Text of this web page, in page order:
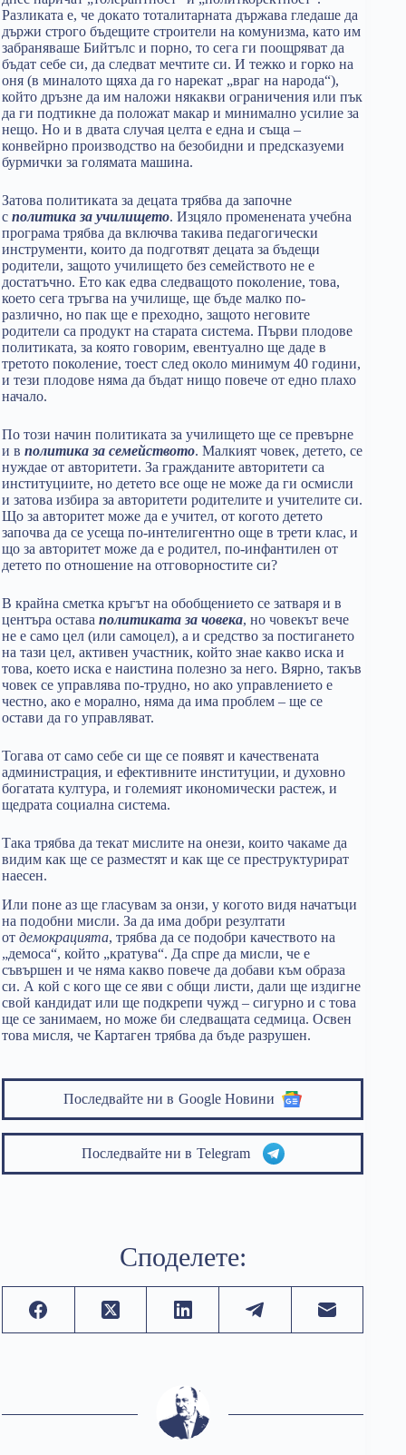
Разликата е, че докато тоталитарната държава гледаше да
държи строго бъдещите строители на комунизма, като им
забраняваше Бийтълс и порно, то сега ги поощряват да
бъдат себе си, да следват мечтите си. И тежко и горко на
оня (в миналото щяха да го нарекат „враг на народа“),
който дръзне да им наложи някакви ограничения или пък
да ги подтикне да положат макар и минимално усилие за
нещо. Но и в двата случая целта е една и съща –
конвейрно производство на безобидни и предсказуеми
бурмички за голямата машина.
Затова политиката за децата трябва да започне
с политика за училището. Изцяло променената учебна
програма трябва да включва такива педагогически
инструменти, които да подготвят децата за бъдещи
родители, защото училището без семейството не е
достатъчно. Ето как едва следващото поколение, това,
което сега тръгва на училище, ще бъде малко по-
различно, но пак ще е преходно, защото неговите
родители са продукт на старата система. Първи плодове
политиката, за която говорим, евентуално ще даде в
третото поколение, тоест след около минимум 40 години,
и тези плодове няма да бъдат нищо повече от едно плахо
начало.
По този начин политиката за училището ще се превърне
и в политика за семейството. Малкият човек, детето, се
нуждае от авторитети. За гражданите авторитети са
институциите, но детето все още не може да ги осмисли
и затова избира за авторитети родителите и учителите си.
Що за авторитет може да е учител, от когото детето
започва да се усеща по-интелигентно още в трети клас, и
що за авторитет може да е родител, по-инфантилен от
детето по отношение на отговорностите си?
В крайна сметка кръгът на обобщението се затваря и в
центъра остава политиката за човека, но човекът вече
не е само цел (или самоцел), а и средство за постигането
на тази цел, активен участник, който знае какво иска и
това, което иска е наистина полезно за него. Вярно, такъв
човек се управлява по-трудно, но ако управлението е
честно, ако е морално, няма да има проблем – ще се
остави да го управляват.
Тогава от само себе си ще се появят и качествената
администрация, и ефективните институции, и духовно
богатата култура, и големият икономически растеж, и
щедрата социална система.
Така трябва да текат мислите на онези, които чакаме да
видим как ще се разместят и как ще се преструктурират
наесен.
Или поне аз ще гласувам за онзи, у когото видя начатъци
на подобни мисли. За да има добри резултати
от демокрацията, трябва да се подобри качеството на
„демоса“, който „кратува“. Да спре да мисли, че е
съвършен и че няма какво повече да добави към образа
си. А кой с кого ще се яви с общи листи, дали ще издигне
свой кандидат или ще подкрепи чужд – сигурно и с това
ще се занимаем, но може би следващата седмица. Освен
това мисля, че Картаген трябва да бъде разрушен.
Последвайте ни в Google Новини
Последвайте ни в Telegram
Споделете: